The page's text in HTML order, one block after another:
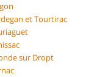
et Tourtirac
sur Dropt